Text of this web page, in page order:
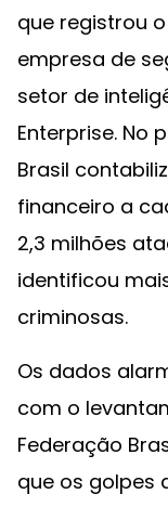
que registrou
empresa de
setor de
Enterprise. No
Brasil
financeiro a
2,3 milhões
identificou
criminosas.
Os dados
com o
Federação
que os golpes